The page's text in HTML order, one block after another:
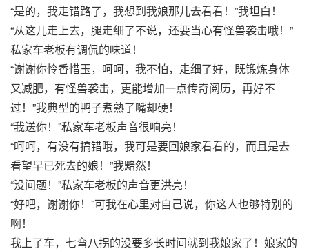
“是的，我走错路了，我想到我娘那儿去看看！”我坦白！
“从这儿走上去，腿走细了不说，还要当心有怪兽袭击哦！”
私家车老板有调侃的味道！
“谢谢你怜香惜玉，呵呵，我不怕，走细了好，既锻炼身体
又减肥，有怪兽袭击，更能增加一点传奇阅历，再好不
过！”我典型的鸭子煮熟了嘴却硬！
“我送你！”私家车老板声音很响亮！
“呵呵，有没有搞错哦，我可是要回娘家看看的，而且是去
看望早已死去的娘！”我黯然！
“没问题！”私家车老板的声音更洪亮！
“好吧，谢谢你！”可我在心里对自己说，你这人也够特别的
啊！
我上了车，七弯八拐的没要多长时间就到我娘家了！娘家的